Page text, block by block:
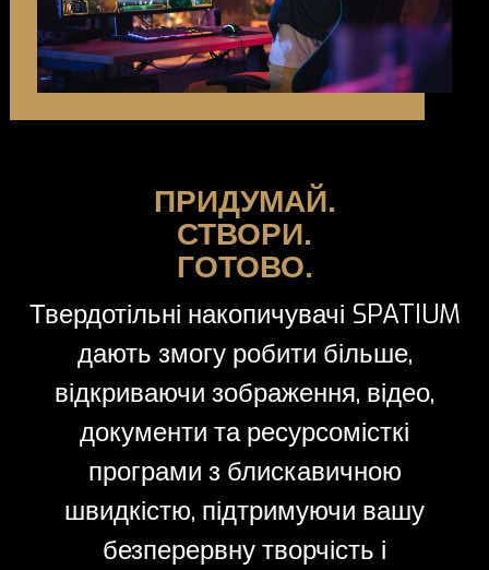
ПРИДУМАЙ.
СТВОРИ.
ГОТОВО.
Твердотільні накопичувачі SPATIUM
дають змогу робити більше,
відкриваючи зображення, відео,
документи та ресурсомісткі
програми з блискавичною
швидкістю, підтримуючи вашу
безперервну творчість і